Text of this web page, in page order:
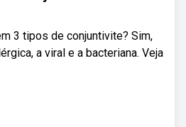
3 tipos de conjuntivite? Sim,
a viral e a bacteriana. Veja